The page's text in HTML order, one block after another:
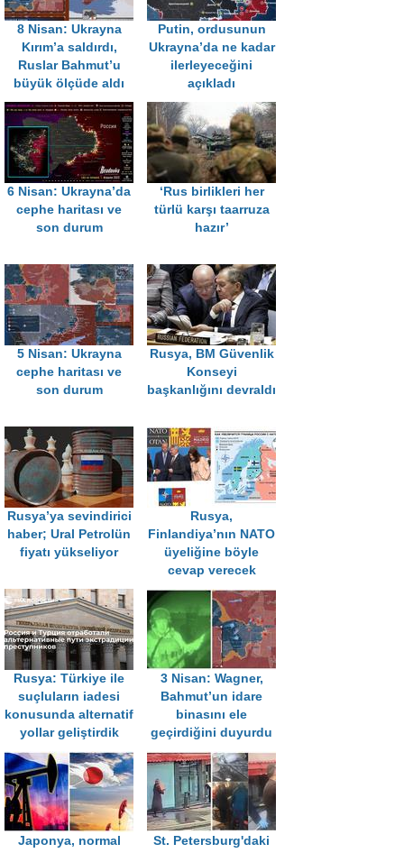
8 Nisan: Ukrayna
Kırım’a saldırdı,
Ruslar Bahmut’u
büyük ölçüde aldı
Putin, ordusunun
Ukrayna’da ne kadar
ilerleyeceğini
açıkladı
6 Nisan: Ukrayna’da
cephe haritası ve
son durum
‘Rus birlikleri her
türlü karşı taarruza
hazır’
5 Nisan: Ukrayna
cephe haritası ve
son durum
Rusya, BM Güvenlik
Konseyi
başkanlığını devraldı
Rusya’ya sevindirici
haber; Ural Petrolün
fiyatı yükseliyor
Rusya,
Finlandiya’nın NATO
üyeliğine böyle
cevap verecek
Rusya: Türkiye ile
suçluların iadesi
konusunda alternatif
yollar geliştirdik
3 Nisan: Wagner,
Bahmut’un idare
binasını ele
geçirdiğini duyurdu
Japonya, normal
St. Petersburg'daki